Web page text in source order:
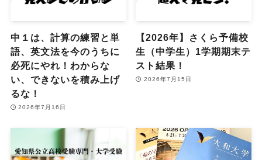
中１は、計算の練習と単
語、英文法を今のうちに
必死にやれ！わからな
い、できないを積み上げ
るな！
2026年7月16日
【2026年】さくら予備校
生（中学生）1学期期末テ
スト結果！
2026年7月15日